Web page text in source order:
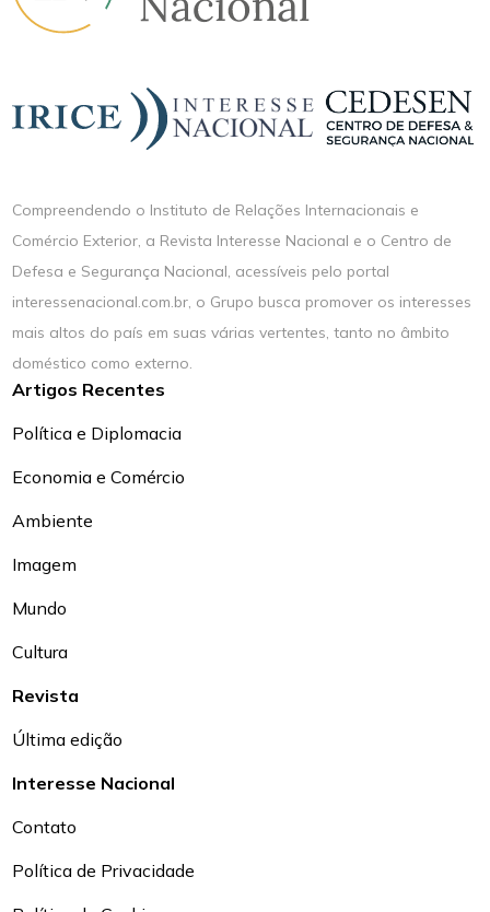
Compreendendo o Instituto de Relações Internacionais e
Comércio Exterior, a Revista Interesse Nacional e o Centro de
Defesa e Segurança Nacional, acessíveis pelo portal
interessenacional.com.br, o Grupo busca promover os interesses
mais altos do país em suas várias vertentes, tanto no âmbito
doméstico como externo.
Artigos Recentes
Política e Diplomacia
Economia e Comércio
Ambiente
Imagem
Mundo
Cultura
Revista
Última edição
Interesse Nacional
Contato
Política de Privacidade